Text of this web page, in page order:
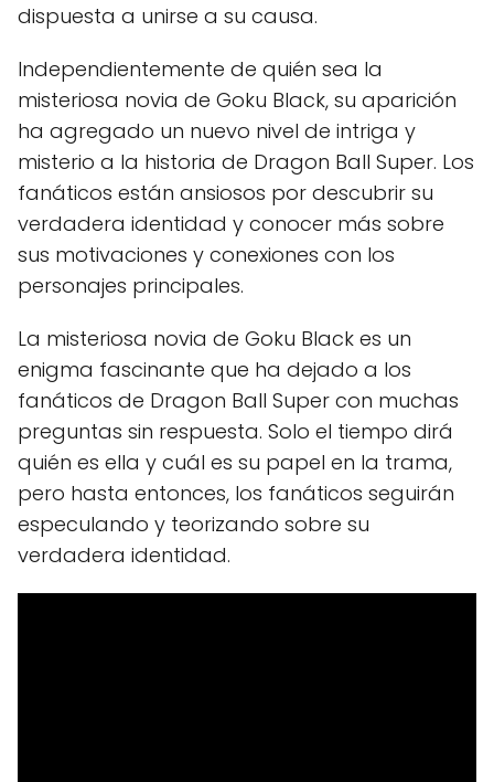
dispuesta a unirse a su causa.
Independientemente de quién sea la
misteriosa novia de Goku Black, su aparición
ha agregado un nuevo nivel de intriga y
misterio a la historia de Dragon Ball Super. Los
fanáticos están ansiosos por descubrir su
verdadera identidad y conocer más sobre
sus motivaciones y conexiones con los
personajes principales.
La misteriosa novia de Goku Black es un
enigma fascinante que ha dejado a los
fanáticos de Dragon Ball Super con muchas
preguntas sin respuesta. Solo el tiempo dirá
quién es ella y cuál es su papel en la trama,
pero hasta entonces, los fanáticos seguirán
especulando y teorizando sobre su
verdadera identidad.